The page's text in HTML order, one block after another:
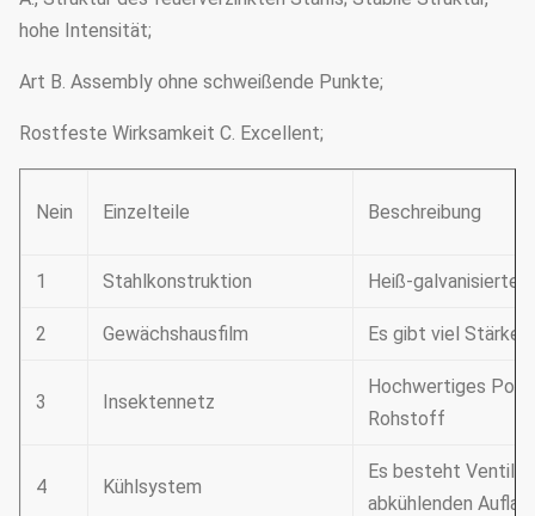
hohe Intensität;
Art B. Assembly ohne schweißende Punkte;
Rostfeste Wirksamkeit C. Excellent;
Nein Einzelteile Beschreibung
1 Stahlkonstruktion Heiß-galvanisiertes
2 Gewächshausfilm Es gibt viel Stärke,
3 Insektennetz
Hochwertiges
Rohstoff
4 Kühlsystem
Es besteht
abkühlenden